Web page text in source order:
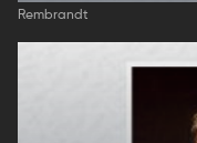
Rembrandt